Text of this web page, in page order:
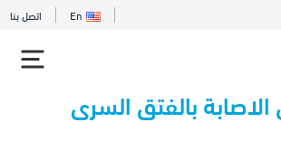
En اتصل بنا
بالفتق السرى